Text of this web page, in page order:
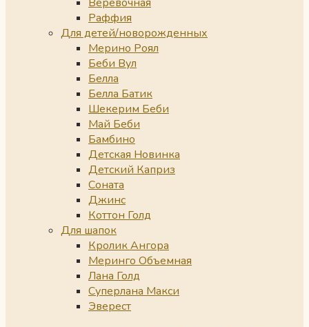
Раффия
Для детей/новорожденных
Мерино Роял
Беби Вул
Белла
Белла Батик
Шекерим Беби
Май Беби
Бамбино
Детская Новинка
Детский Каприз
Соната
Джинс
Коттон Голд
Для шапок
Кролик Ангора
Меринго Объемная
Лана Голд
Суперлана Макси
Эверест